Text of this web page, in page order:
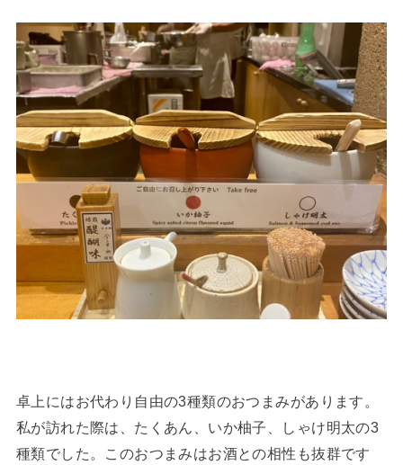
卓上にはお代わり自由の3種類のおつまみがあります。
私が訪れた際は、たくあん、いか柚子、しゃけ明太の3
種類でした。このおつまみはお酒との相性も抜群です